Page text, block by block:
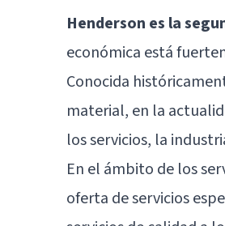
Henderson es la
económica está
Conocida
material, en la
los servicios, la
En el ámbito de los
oferta de servicios